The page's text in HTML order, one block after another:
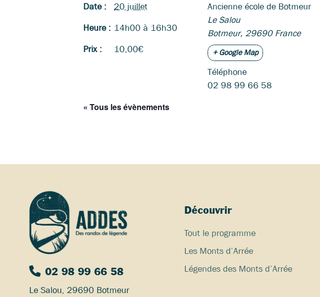
Date :
20 juillet
Heure : 14h00 à 16h30
Prix :
10,00€
Ancienne école de Botmeur
Le Salou
Botmeur, 29690 France
+ Google Map
Téléphone
02 98 99 66 58
« Tous les évènements
02 98 99 66 58
Le Salou, 29690 Botmeur
Découvrir
Tout le programme
Les Monts d’Arrée
Légendes des Monts d’Arrée